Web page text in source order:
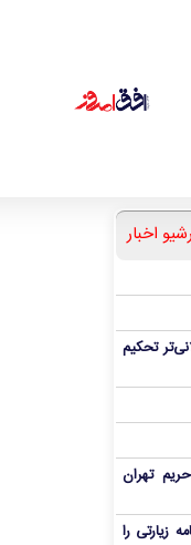
اخبار
تحکیم
تهران
۶ماهه گذرنامه زیارتی را